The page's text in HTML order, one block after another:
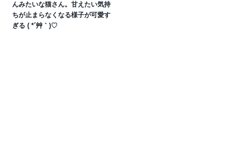
んみたいな猫さん。甘えたい気持
ちが止まらなくなる様子が可愛す
ぎる ( *´艸｀)♡